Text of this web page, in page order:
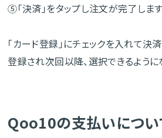
⑤「決済」をタップし注文が完了します
「カード登録」にチェックを入れて決
登録され次回以降、選択できるように
Qoo10の支払いについ